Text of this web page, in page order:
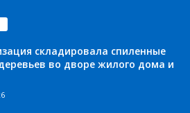
складировала спиленные
во дворе жилого дома и